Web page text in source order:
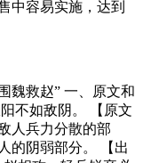
中容易实施，达到
魏救赵” 一、原文和
不如敌阴。 【原文
人兵力分散的部
的阴弱部分。 【出